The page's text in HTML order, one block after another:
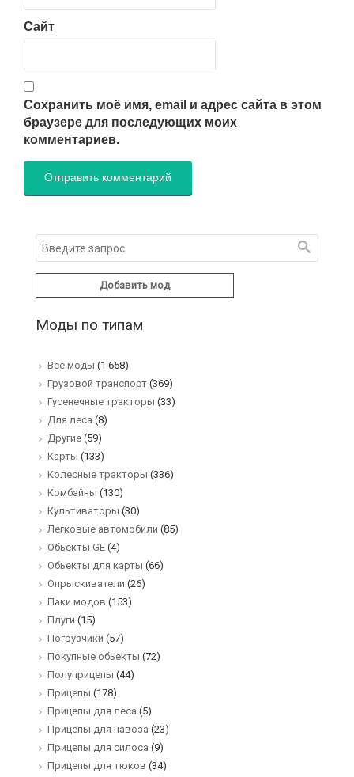
Сайт
Сохранить моё имя, email и адрес сайта в этом
браузере для последующих моих
комментариев.
Добавить мод
Моды по типам
Все моды (1 658)
Грузовой транспорт (369)
Гусенечные тракторы (33)
Для леса (8)
Другие (59)
Карты (133)
Колесные тракторы (336)
Комбайны (130)
Культиваторы (30)
Легковые автомобили (85)
Обьекты GE (4)
Обьекты для карты (66)
Опрыскиватели (26)
Паки модов (153)
Плуги (15)
Погрузчики (57)
Покупные обьекты (72)
Полуприцепы (44)
Прицепы (178)
Прицепы для леса (5)
Прицепы для навоза (23)
Прицепы для силоса (9)
Прицепы для тюков (34)